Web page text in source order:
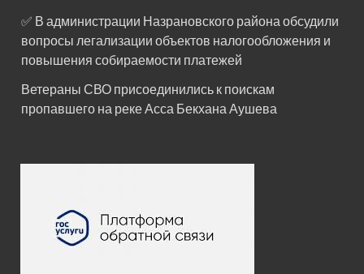
✅ В администрации Назрановского района обсудили
вопросы легализации объектов налогообложения и
повышения собираемости платежей
Ветераны СВО присоединились к поискам
пропавшего на реке Асса Бекхана Аушева